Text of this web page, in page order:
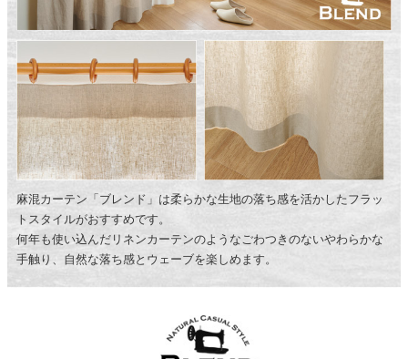
麻混カーテン「ブレンド」は柔らかな生地の落ち感を活かしたフラッ
トスタイルがおすすめです。
何年も使い込んだリネンカーテンのようなごわつきのないやわらかな
手触り、自然な落ち感とウェーブを楽しめます。